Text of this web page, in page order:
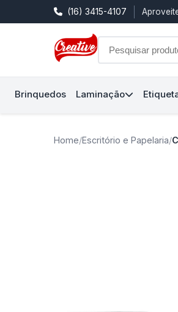
(16) 3415-4107
Brinquedos Laminação
Home/Escritório e Papelaria/